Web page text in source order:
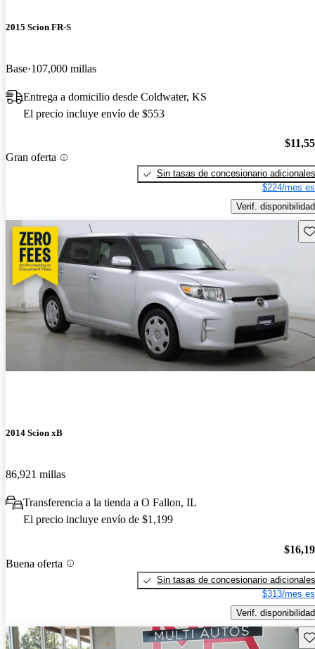
2015 Scion FR-S
Base 107,000 millas
Entrega a domicilio desde Coldwater, KS
El precio incluye envío de $553
Gran oferta
Sin tasas de concesionario adicionales
$224/mes
Verif. disponibilidad
2014 Scion xB
86,921 millas
Transferencia a la tienda a O Fallon, IL
El precio incluye envío de $1,199
Buena oferta
Sin tasas de concesionario adicionales
$313/mes
Verif. disponibilidad